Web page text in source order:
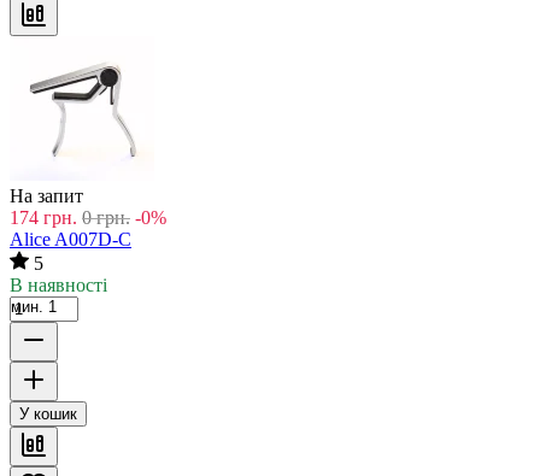
На запит
174 грн. 0 грн. -0%
Alice A007D-C
5
В наявності
мин. 1
У кошик